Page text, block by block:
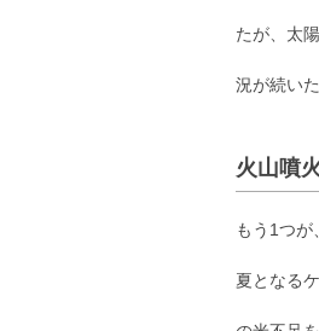
たが、太
況が続い
火山噴火
もう1つ
夏となる